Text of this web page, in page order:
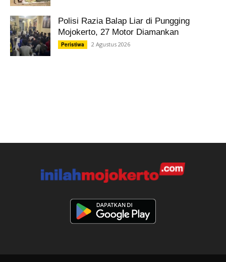
Polisi Razia Balap Liar di Pungging
Mojokerto, 27 Motor Diamankan
Peristiwa 2 Agustus 2026